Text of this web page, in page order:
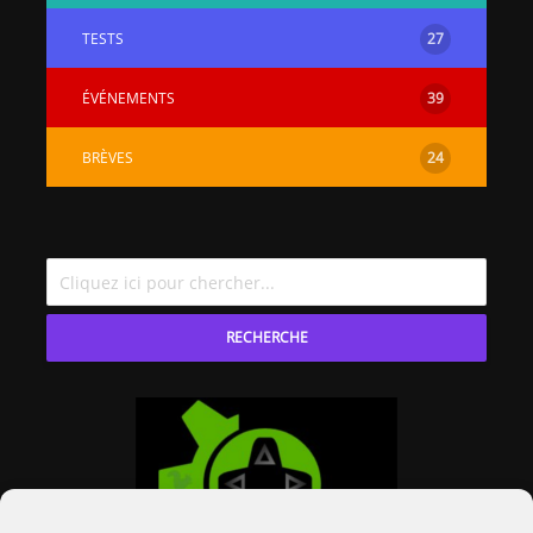
TESTS 27
ÉVÉNEMENTS 39
BRÈVES 24
RECHERCHE